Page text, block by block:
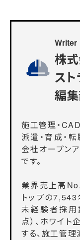
Writer
株
スト
編
施工管理・
派遣・育成・
会社オープン
です。
業界売上高
トップの
未経験者採
点）、ホワイ
する、施工管理